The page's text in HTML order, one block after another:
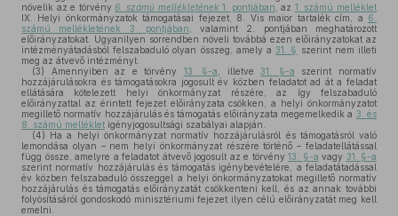
növelik az e törvény6. számú mellékletének 1. pontjában , az 1. számú melléklet
IX. Helyi önkormányzatok támogatásai fejezet, 8. Vis maior tartalék cím, a 6.
számú mellékletének 3. pontjában , valamint 2. pontjában meghatározott
előirányzatokat. Ugyanilyen sorrendben növeli továbbá ezen előirányzatokat az
intézményátadásból felszabaduló olyan összeg, amely a31. § szerint nem illeti
meg az átvevő intézményt.
(3) Amennyiben az e törvény 13. §-a , illetve31. §-a szerint normatív
hozzájárulásokra és támogatásokra jogosult év közben feladatot ad át a feladat
ellátására kötelezett helyi önkormányzat részére, az így felszabaduló
előirányzattal az érintett fejezet előirányzata csökken, a helyi önkormányzatot
megillető normatív hozzájárulás és támogatás előirányzata megemelkedik a 3. és
8. számú melléklet igényjogosultsági szabályai alapján.
(4) Ha a helyi önkormányzat normatív hozzájárulásról és támogatásról való
lemondása olyan – nem helyi önkormányzat részére történő – feladatellátással
függ össze, amelyre a feladatot átvevő jogosult az e törvény 13. §-a vagy 31. §-a
szerint normatív hozzájárulás és támogatás igénybevételére, a feladatátadással
év közben felszabaduló összeggel a helyi önkormányzatokat megillető normatív
hozzájárulás és támogatás előirányzatát csökkenteni kell, és az annak további
folyósításáról gondoskodó minisztériumi fejezet ilyen célú előirányzatát meg kell
emelni.